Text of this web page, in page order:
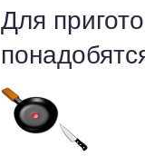
Для